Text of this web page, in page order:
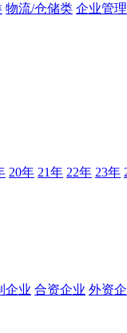
物流/仓储类 企业管理
20年 21年 22年 23年
企业 合资企业 外资